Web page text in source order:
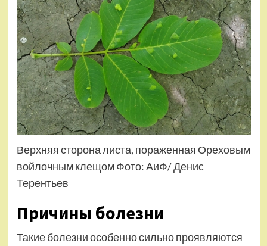
Верхняя сторона листа, пораженная Ореховым
войлочным клещом Фото: АиФ/ Денис
Терентьев
Причины болезни
Такие болезни особенно сильно проявляются